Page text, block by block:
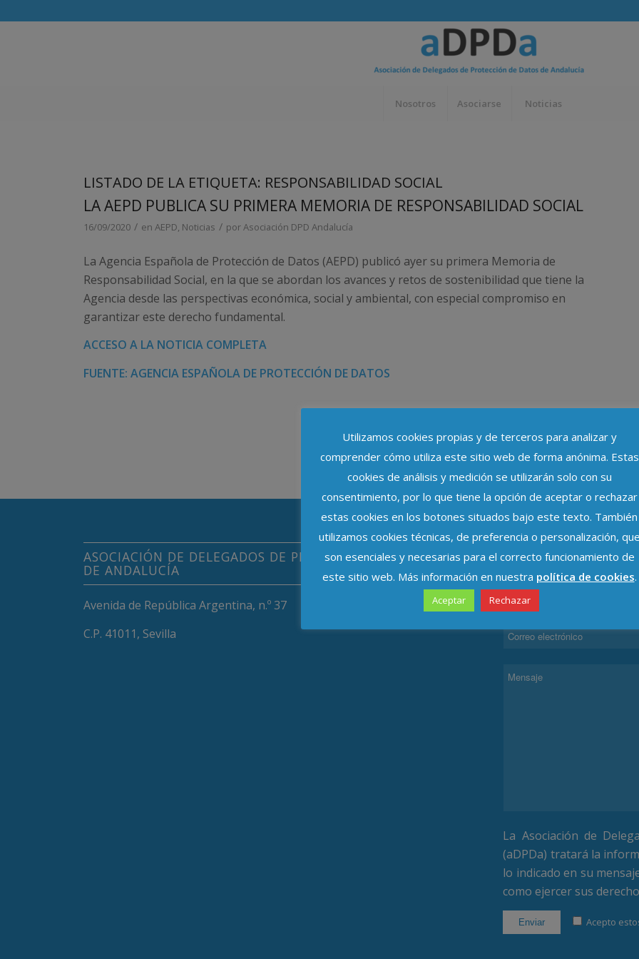
Nosotros Asociarse Noticias
LISTADO DE LA ETIQUETA: RESPONSABILIDAD SOCIAL
LA AEPD PUBLICA SU PRIMERA MEMORIA DE RESPONSABILIDAD SOCIAL
16/09/2020 / enAEPD, Noticias / porAsociación DPD Andalucía
La Agencia Española de Protección de Datos (AEPD) publicó ayer su primera Memoria de
Responsabilidad Social, en la que se abordan los avances y retos de sostenibilidad que tiene la
Agencia desde las perspectivas económica, social y ambiental, con especial compromiso en
garantizar este derecho fundamental.
ACCESO A LA NOTICIA COMPLETA
FUENTE: AGENCIA ESPAÑOLA DE PROTECCIÓN DE DATOS
ASOCIACIÓN DE DELEGADOS DE PROTECCIÓN DE DATOS
DE ANDALUCÍA
Avenida de República Argentina, n.º 37
C.P. 41011, Sevilla
CONTACTAR
La Asociación de
(aDPDa) tratará la
lo indicado en su
como ejercer sus
Acepto
Utilizamos cookies propias y de terceros para analizar y
comprender cómo utiliza este sitio web de forma anónima. Estas
cookies de análisis y medición se utilizarán solo con su
consentimiento, por lo que tiene la opción de aceptar o rechazar
estas cookies en los botones situados bajo este texto. También
utilizamos cookies técnicas, de preferencia o personalización, que
son esenciales y necesarias para el correcto funcionamiento de
este sitio web. Más información en nuestra política de cookies.
Aceptar Rechazar